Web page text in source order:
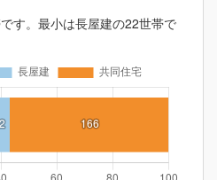
す。最小は長屋建の22世帯で